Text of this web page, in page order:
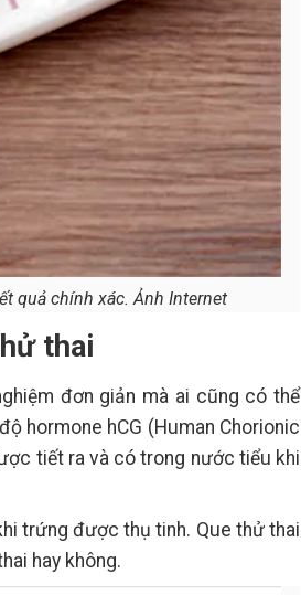
quả chính xác. Ảnh Internet
thai
đơn giản mà ai cũng có thể
hormone hCG (Human Chorionic
tiết ra và có trong nước tiểu khi
trứng được thụ tinh. Que thử thai
hay không.